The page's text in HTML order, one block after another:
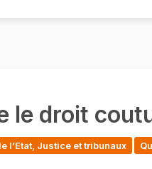
le droit
l’Etat, Justice et tribunaux